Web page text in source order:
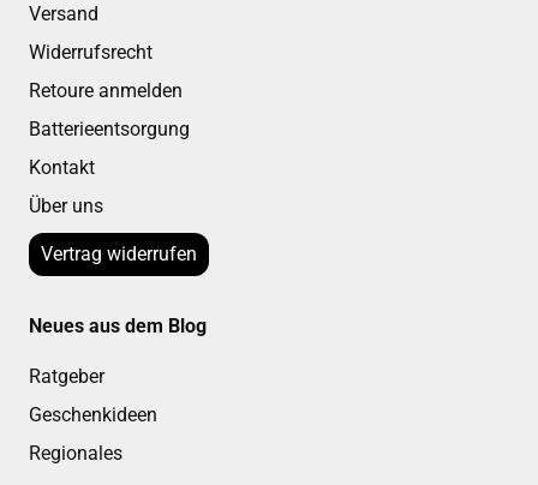
Versand
Widerrufsrecht
Retoure anmelden
Batterieentsorgung
Kontakt
Über uns
Vertrag widerrufen
Neues aus dem Blog
Ratgeber
Geschenkideen
Regionales